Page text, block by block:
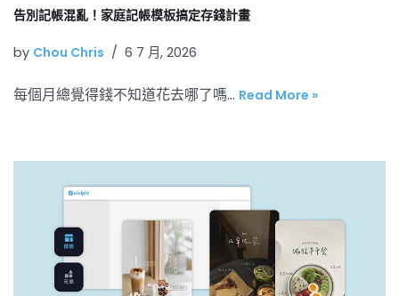
告別記帳混亂！家庭記帳模板搞定存錢計畫
by Chou Chris 6 7 月, 2026
每個月總覺得錢不知道花去哪了嗎… Read More »